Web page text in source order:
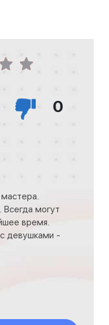
0
могут
время.
девушками -